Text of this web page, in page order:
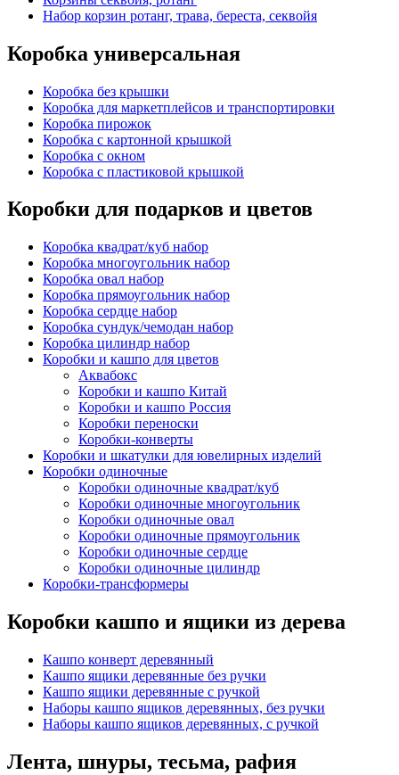
Набор корзин ротанг, трава, береста, секвойя
Коробка универсальная
Коробка без крышки
Коробка для маркетплейсов и транспортировки
Коробка пирожок
Коробка с картонной крышкой
Коробка с окном
Коробка с пластиковой крышкой
Коробки для подарков и цветов
Коробка квадрат/куб набор
Коробка многоугольник набор
Коробка овал набор
Коробка прямоугольник набор
Коробка сердце набор
Коробка сундук/чемодан набор
Коробка цилиндр набор
Коробки и кашпо для цветов
Аквабокс
Коробки и кашпо Китай
Коробки и кашпо Россия
Коробки переноски
Коробки-конверты
Коробки и шкатулки для ювелирных изделий
Коробки одиночные
Коробки одиночные квадрат/куб
Коробки одиночные многоугольник
Коробки одиночные овал
Коробки одиночные прямоугольник
Коробки одиночные сердце
Коробки одиночные цилиндр
Коробки-трансформеры
Коробки кашпо и ящики из дерева
Кашпо конверт деревянный
Кашпо ящики деревянные без ручки
Кашпо ящики деревянные с ручкой
Наборы кашпо ящиков деревянных, без ручки
Наборы кашпо ящиков деревянных, с ручкой
Лента, шнуры, тесьма, рафия